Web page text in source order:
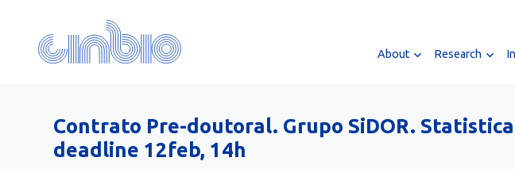
About Research
Contrato Pre-doutoral. Grupo SiDOR.
deadline 12feb, 14h